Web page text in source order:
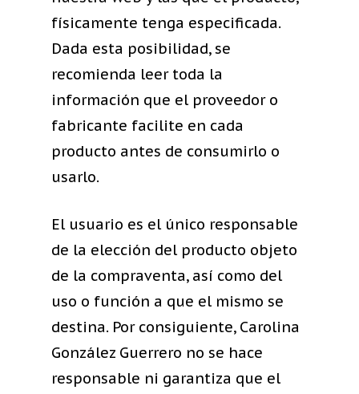
físicamente tenga especificada.
Dada esta posibilidad, se
recomienda leer toda la
información que el proveedor o
fabricante facilite en cada
producto antes de consumirlo o
usarlo.
El usuario es el único responsable
de la elección del producto objeto
de la compraventa, así como del
uso o función a que el mismo se
destina. Por consiguiente, Carolina
González Guerrero no se hace
responsable ni garantiza que el